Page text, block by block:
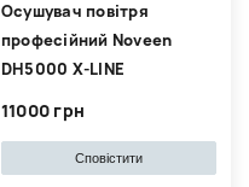
Осушувач повітря
професійний Noveen
DH5000 X-LINE
11000 грн
Сповістити